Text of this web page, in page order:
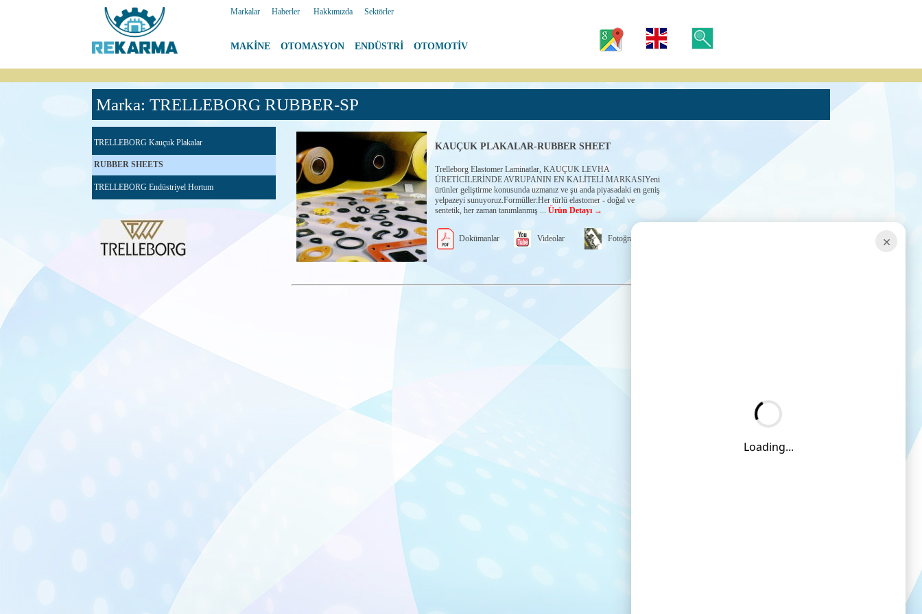
Markalar Haberler Hakkımızda Sektörler
MAKİNE OTOMASYON ENDÜSTRİ OTOMOTİV
Marka: TRELLEBORG RUBBER-SP
TRELLEBORG Kauçuk Plakalar
RUBBER SHEETS
TRELLEBORG Endüstriyel Hortum
KAUÇUK PLAKALAR-RUBBER SHEET
Trelleborg Elastomer Laminatlar, KAUÇUK LEVHA
ÜRETİCİLERİNDE AVRUPANIN EN KALİTELİ MARKASIYeni
ürünler geliştirme konusunda uzmanız ve şu anda piyasadaki en geniş
yelpazeyi sunuyoruz.Formüller:Her türlü elastomer - doğal ve
sentetik, her zaman tanımlanmış ... Ürün Detayı →
Dokümanlar Videolar Fotoğraflar ×